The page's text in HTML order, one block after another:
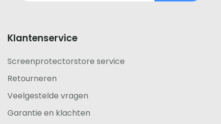
Klantenservice
Screenprotectorstore service
Retourneren
Veelgestelde vragen
Garantie en klachten